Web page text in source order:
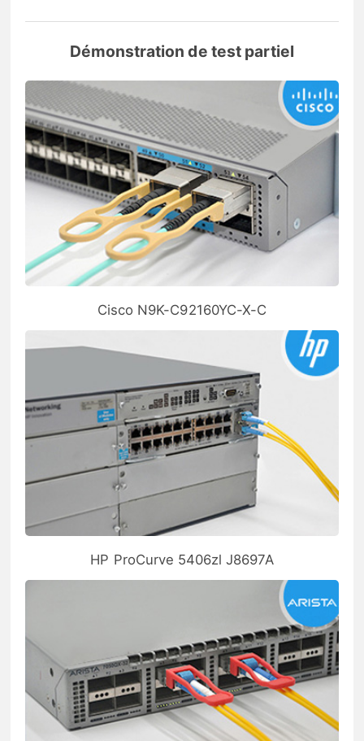
Démonstration de test partiel
Cisco N9K-C92160YC-X-C
HP ProCurve 5406zl J8697A